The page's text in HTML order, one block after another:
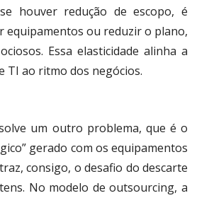
houver redução de escopo, é
equipamentos ou reduzir o plano,
Essa elasticidade alinha a
TI ao ritmo dos negócios.
um outro problema, que é o
gerado com os equipamentos
consigo, o desafio do descarte
No modelo de outsourcing, a